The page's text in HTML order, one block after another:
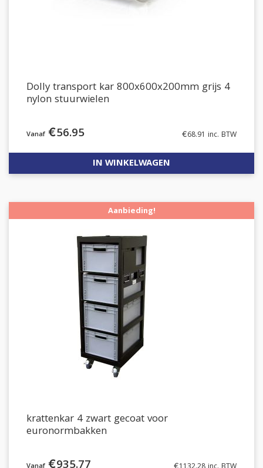
Dolly transport kar 800x600x200mm grijs 4
nylon stuurwielen
€56.95 €68.91 inc. BTW
IN WINKELWAGEN
Aanbieding!
krattenkar 4 zwart gecoat voor
euronormbakken